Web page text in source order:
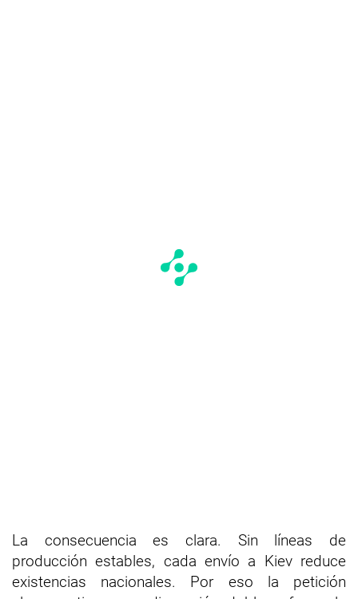
La consecuencia es clara. Sin líneas de
producción estables, cada envío a Kiev reduce
existencias nacionales. Por eso la petición